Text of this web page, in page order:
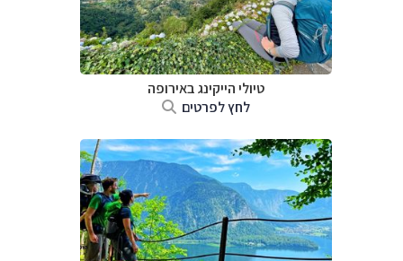
טיולי הייקינג באירופה
לחץ לפרטים